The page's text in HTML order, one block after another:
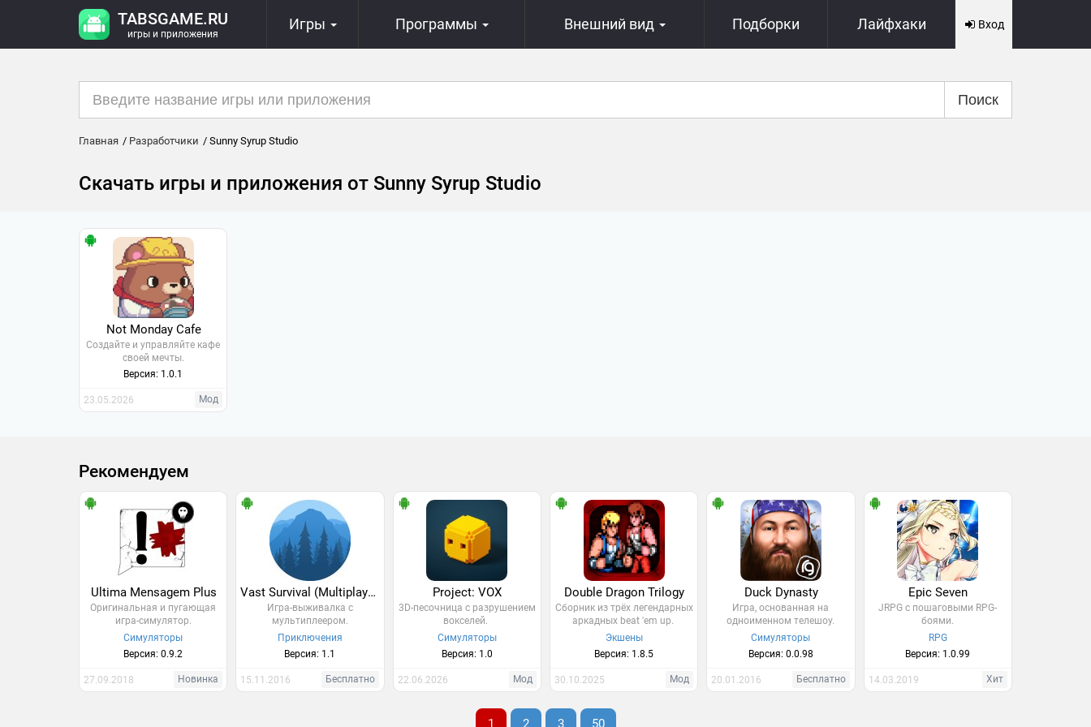
TABSGAME.RU
игры и приложения
Игры Программы Внешний вид Подборки Лайфхаки Вход
Поиск
Главная Разработчики Sunny Syrup Studio
Скачать игры и приложения от Sunny Syrup Studio
Not Monday Cafe
Создайте и управляйте кафе
своей мечты.
Версия: 1.0.1
23.05.2026 Мод
Рекомендуем
Ultima Mensagem Plus
Оригинальная и пугающая
игра-симулятор.
Симуляторы
Версия: 0.9.2
27.09.2018 Новинка
Vast Survival (Multiplayer)
Игра-выживалка с
мультиплеером.
Приключения
Версия: 1.1
15.11.2016 Бесплатно
Project: VOX
3D-песочница с разрушением
вокселей.
Симуляторы
Версия: 1.0
22.06.2026 Мод
Double Dragon Trilogy
Сборник из трёх легендарных
аркадных beat 'em up.
Экшены
Версия: 1.8.5
30.10.2025 Мод
Duck Dynasty
Игра, основанная на
одноименном телешоу.
Симуляторы
Версия: 0.0.98
20.01.2016 Бесплатно
Epic Seven
JRPG c пошаговыми RPG-
боями.
RPG
Версия: 1.0.99
14.03.2019 Хит
1 2 3 50